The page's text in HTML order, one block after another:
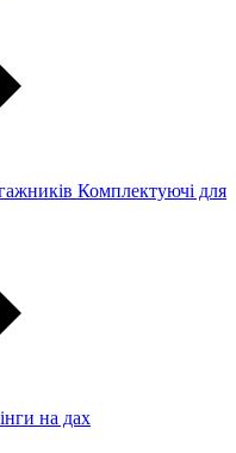
Комплектуючі для
на дах